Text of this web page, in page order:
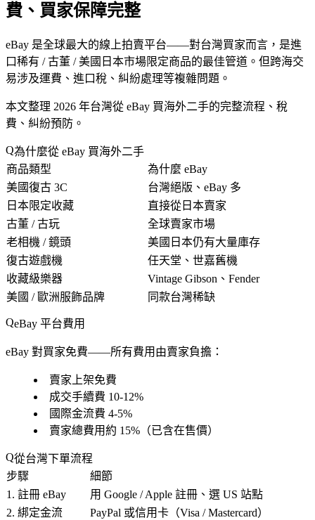
費、買家保障完整
eBay 是全球最大的線上拍賣平台——對台灣買家而言，是進
口稀有 / 古董 / 美國日本市場限定商品的最佳管道。但跨海交
易涉及運費、進口稅、糾紛處理等複雜問題。
本文整理 2026 年台灣從 eBay 買海外二手的完整流程、稅
費、糾紛預防。
為什麼從 eBay 買海外二手
商品類型
為什麼 eBay
美國復古 3C
台灣絕版、eBay 多
日本限定收藏
直接從日本賣家
古董 / 古玩
全球賣家市場
老相機 / 鏡頭
美國日本仍有大量庫存
復古遊戲機
任天堂、世嘉舊機
收藏級樂器
Vintage Gibson、Fender
美國 / 歐洲服飾品牌
同款台灣稀缺
eBay 平台費用
eBay 對買家免費——所有費用由賣家負擔：
賣家上架免費
成交手續費 10-12%
國際金流費 4-5%
賣家總費用約 15%（已含在售價）
從台灣下單流程
步驟
細節
1. 註冊 eBay
用 Google / Apple 註冊、選 US 站點
2. 綁定金流
PayPal 或信用卡（Visa / Mastercard）